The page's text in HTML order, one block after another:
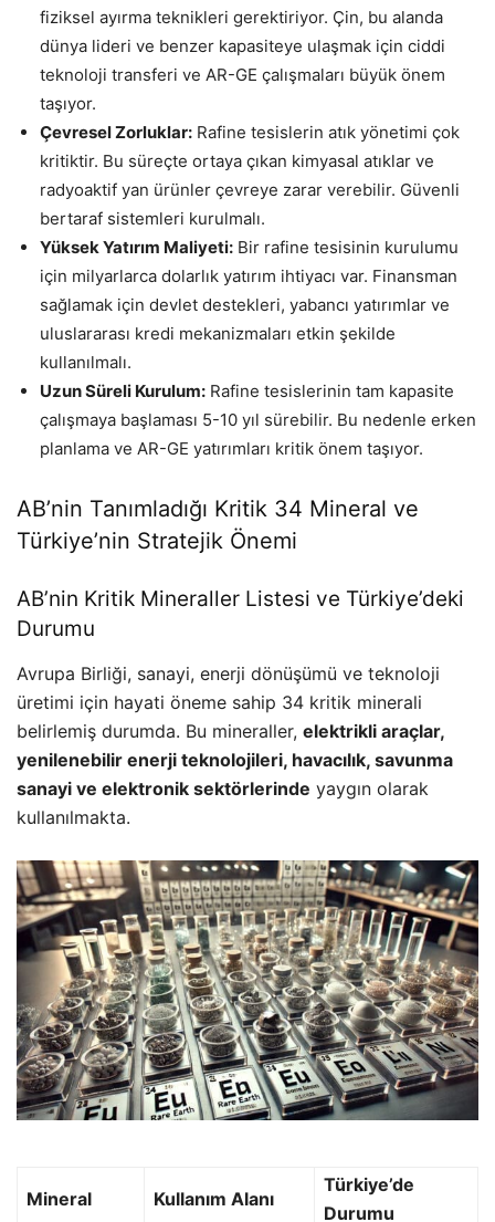
fiziksel ayırma teknikleri gerektiriyor. Çin, bu alanda
dünya lideri ve benzer kapasiteye ulaşmak için ciddi
teknoloji transferi ve AR-GE çalışmaları büyük önem
taşıyor.
Çevresel Zorluklar: Rafine tesislerin atık yönetimi çok
kritiktir. Bu süreçte ortaya çıkan kimyasal atıklar ve
radyoaktif yan ürünler çevreye zarar verebilir. Güvenli
bertaraf sistemleri kurulmalı.
Yüksek Yatırım Maliyeti: Bir rafine tesisinin kurulumu
için milyarlarca dolarlık yatırım ihtiyacı var. Finansman
sağlamak için devlet destekleri, yabancı yatırımlar ve
uluslararası kredi mekanizmaları etkin şekilde
kullanılmalı.
Uzun Süreli Kurulum: Rafine tesislerinin tam kapasite
çalışmaya başlaması 5-10 yıl sürebilir. Bu nedenle erken
planlama ve AR-GE yatırımları kritik önem taşıyor.
AB’nin Tanımladığı Kritik 34 Mineral ve
Türkiye’nin Stratejik Önemi
AB’nin Kritik Mineraller Listesi ve Türkiye’deki
Durumu
Avrupa Birliği, sanayi, enerji dönüşümü ve teknoloji
üretimi için hayati öneme sahip 34 kritik minerali
belirlemiş durumda. Bu mineraller, elektrikli araçlar,
yenilenebilir enerji teknolojileri, havacılık, savunma
sanayi ve elektronik sektörlerinde yaygın olarak
kullanılmakta.
Mineral Kullanım Alanı
Türkiye’de
Durumu